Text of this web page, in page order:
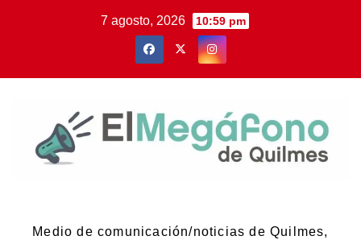
7 agosto, 2026 10:59 pm
Medio de comunicación/noticias de Quilmes,